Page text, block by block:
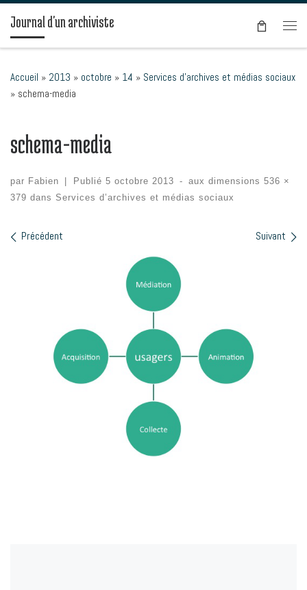
Passer au contenu
Journal d'un archiviste
Accueil » 2013 » octobre » 14 » Services d’archives et médias sociaux
» schema-media
schema-media
par Fabien Publié 5 octobre 2013 - aux dimensions 536 ×
379 dans Services d’archives et médias sociaux
Navigation des images
Précédent Suivant